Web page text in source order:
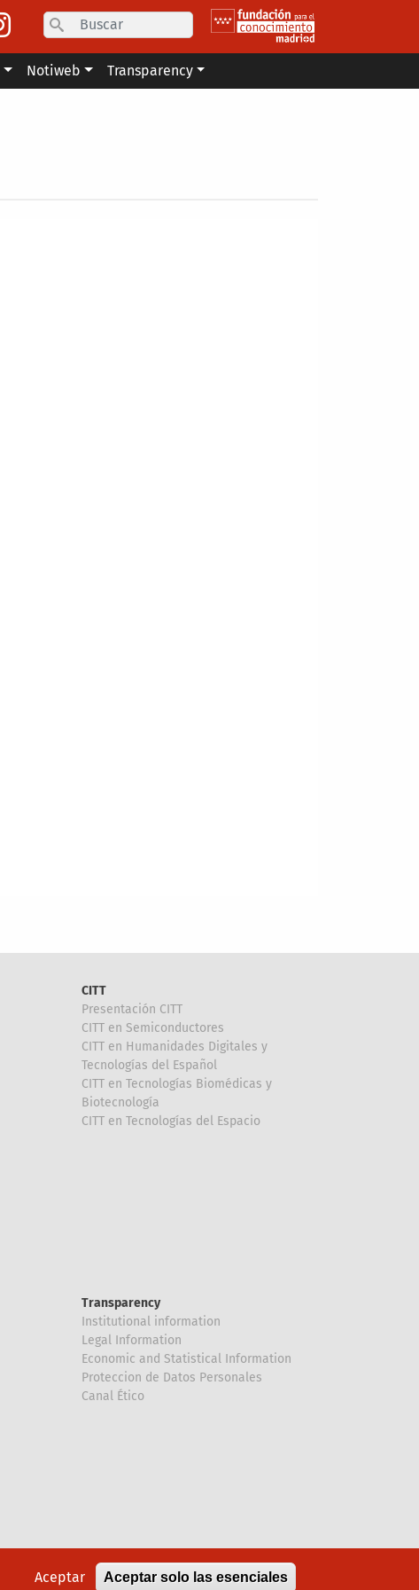
Search
Notiweb Transparency
CITT
Presentación CITT
CITT en Semiconductores
CITT en Humanidades Digitales y
Tecnologías del Español
CITT en Tecnologías Biomédicas y
Biotecnología
CITT en Tecnologías del Espacio
Transparency
Institutional information
Legal Information
Economic and Statistical Information
Proteccion de Datos Personales
Canal Ético
Aceptar Aceptar solo las esenciales